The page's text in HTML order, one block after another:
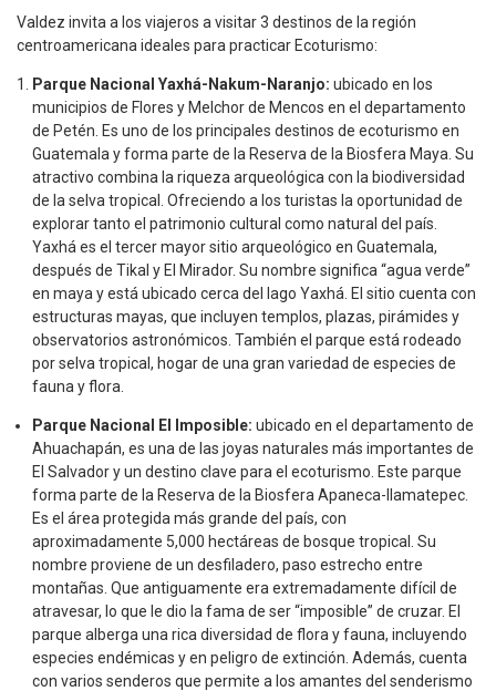
Valdez invita a los viajeros a visitar 3 destinos de la región
centroamericana ideales para practicar Ecoturismo:
Parque Nacional Yaxhá-Nakum-Naranjo: ubicado en los
municipios de Flores y Melchor de Mencos en el departamento
de Petén. Es uno de los principales destinos de ecoturismo en
Guatemala y forma parte de la Reserva de la Biosfera Maya. Su
atractivo combina la riqueza arqueológica con la biodiversidad
de la selva tropical. Ofreciendo a los turistas la oportunidad de
explorar tanto el patrimonio cultural como natural del país.
Yaxhá es el tercer mayor sitio arqueológico en Guatemala,
después de Tikal y El Mirador. Su nombre significa “agua verde”
en maya y está ubicado cerca del lago Yaxhá. El sitio cuenta con
estructuras mayas, que incluyen templos, plazas, pirámides y
observatorios astronómicos. También el parque está rodeado
por selva tropical, hogar de una gran variedad de especies de
fauna y flora.
Parque Nacional El Imposible: ubicado en el departamento de
Ahuachapán, es una de las joyas naturales más importantes de
El Salvador y un destino clave para el ecoturismo. Este parque
forma parte de la Reserva de la Biosfera Apaneca-Ilamatepec.
Es el área protegida más grande del país, con
aproximadamente 5,000 hectáreas de bosque tropical. Su
nombre proviene de un desfiladero, paso estrecho entre
montañas. Que antiguamente era extremadamente difícil de
atravesar, lo que le dio la fama de ser “imposible” de cruzar. El
parque alberga una rica diversidad de flora y fauna, incluyendo
especies endémicas y en peligro de extinción. Además, cuenta
con varios senderos que permite a los amantes del senderismo